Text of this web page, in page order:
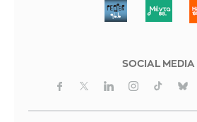
SOCIAL MEDIA